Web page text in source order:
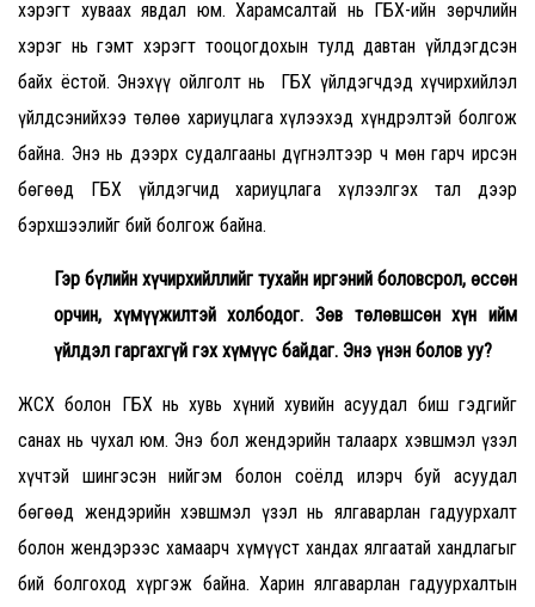
хэрэгт хуваах явдал юм. Харамсалтай нь ГБХ-ийн зөрчлийн
хэрэг нь гэмт хэрэгт тооцогдохын тулд давтан үйлдэгдсэн
байх ёстой. Энэхүү ойлголт нь ГБХ үйлдэгчдэд хүчирхийлэл
үйлдсэнийхээ төлөө хариуцлага хүлээхэд хүндрэлтэй болгож
байна. Энэ нь дээрх судалгааны дүгнэлтээр ч мөн гарч ирсэн
бөгөөд ГБХ үйлдэгчид хариуцлага хүлээлгэх тал дээр
бэрхшээлийг бий болгож байна.
Гэр бүлийн хүчирхийллийг тухайн иргэний боловсрол, өссөн
орчин, хүмүүжилтэй холбодог. Зөв төлөвшсөн хүн ийм
үйлдэл гаргахгүй гэх хүмүүс байдаг. Энэ үнэн болов уу?
ЖСХ болон ГБХ нь хувь хүний хувийн асуудал биш гэдгийг
санах нь чухал юм. Энэ бол жендэрийн талаарх хэвшмэл үзэл
хүчтэй шингэсэн нийгэм болон соёлд илэрч буй асуудал
бөгөөд жендэрийн хэвшмэл үзэл нь ялгаварлан гадуурхалт
болон жендэрээс хамаарч хүмүүст хандах ялгаатай хандлагыг
бий болгоход хүргэж байна. Харин ялгаварлан гадуурхалтын